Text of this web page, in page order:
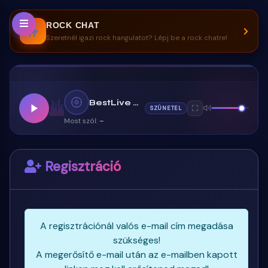
🤟 ROCK CHAT
Szeretnél igazi rock hangulatot? Lépj be a rock chatre!
BestLive Music
Most szól: –
SZÜNETEL
Regisztráció
A regisztrációnál valós e-mail cím megadása
szükséges!
A megerősítő e-mail után az e-mailben kapott